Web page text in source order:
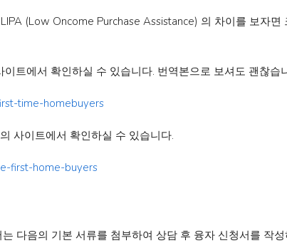
(Low Oncome Purchase Assistance) 의 차이를 보자
트에서 확인하실 수 있습니다. 번역본으로 보셔도 괜찮습
time-homebuyers
사이트에서 확인하실 수 있습니다.
first-home-buyers
다음의 기본 서류를 첨부하여 상담 후 융자 신청서를 작